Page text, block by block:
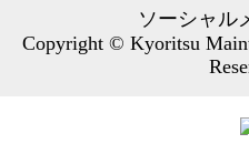
ソーシャル
Copyright © Kyoritsu